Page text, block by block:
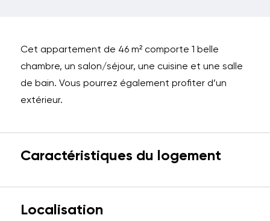
Cet appartement de 46 m² comporte 1 belle
chambre, un salon/séjour, une cuisine et une salle
de bain. Vous pourrez également profiter d’un
extérieur.
Caractéristiques du logement
Localisation